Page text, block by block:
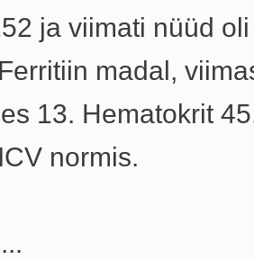
ja viimati nüüd
madal,
13. Hematokrit
normis.